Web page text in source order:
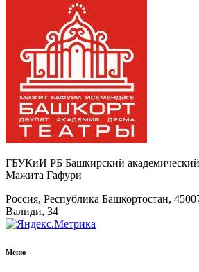
ГБУКиИ РБ Башкирский
Мажита Гафури
Россия, Республика Башкортостан,
Валиди, 34
Меню